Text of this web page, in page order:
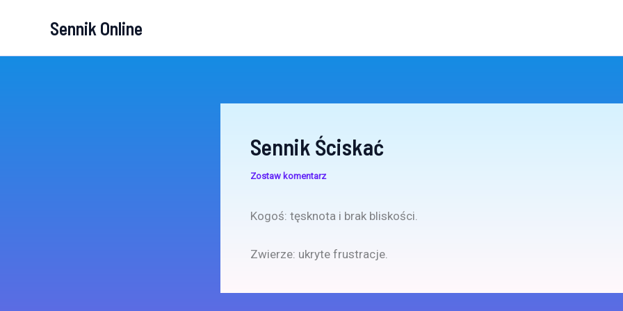
Sennik Online
Sennik Ściskać
Zostaw komentarz
Kogoś: tęsknota i brak bliskości.
Zwierze: ukryte frustracje.